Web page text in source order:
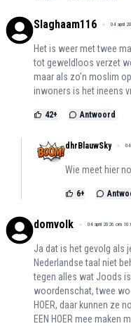
Slaghaam116 04 april
Het is weer met twee
tot geweldloos verzet
maar als zo’n moslim
inwoners is het ineens
42+ Antwoord
dhrBlauwSky
Wie meet hier
6+
domvolk 04 april 2026 om
Ja dat is het gevolg als
Nederlandse taal niet
tegen alles wat Joods
woordenschat, twee
HOER, daar kunnen ze
EEN HOER mee maken